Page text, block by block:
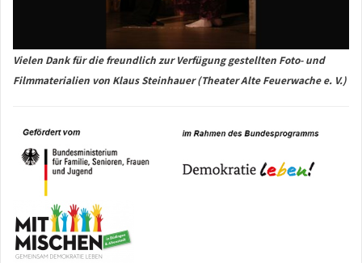
Vielen Dank für die freundlich zur Verfügung gestellten Foto- und
Filmmaterialien von Klaus Steinhauer (Theater Alte Feuerwache e. V.)